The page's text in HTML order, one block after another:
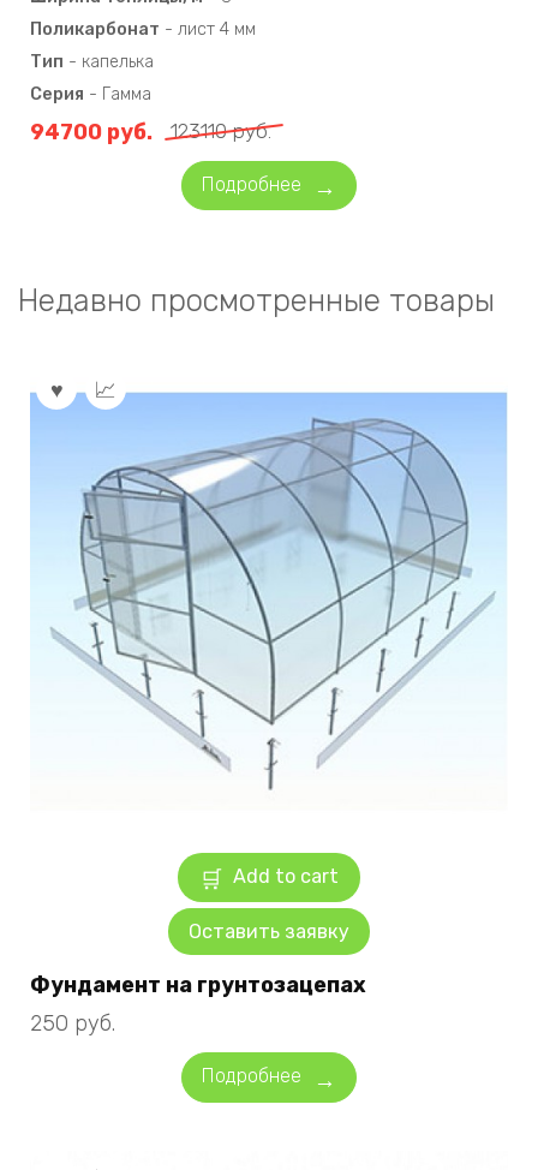
Поликарбонат - лист 4 мм
Тип - капелька
Серия - Гамма
123110руб.
94700 руб.
Подробнее
Недавно просмотренные товары
Add to cart
Оставить заявку
Фундамент на грунтозацепах
250 руб.
Подробнее